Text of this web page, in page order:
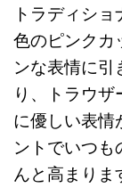
トラディシ
色のピンクカ
ンな表情に
り、トラウ
に優しい表情
ントでいつ
んと高まりま